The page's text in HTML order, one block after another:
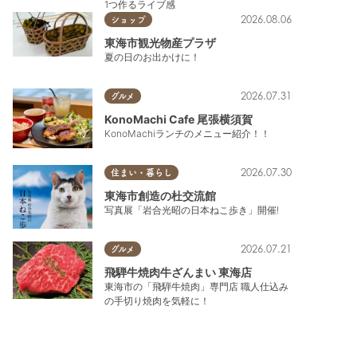
1つ作るライブ感
ショップ 2026.08.06
東海市観光物産プラザ
夏の日のお出かけに！
グルメ 2026.07.31
KonoMachi Cafe 尾張横須賀
KonoMachiランチのメニュー紹介！！
住まい・暮らし 2026.07.30
東海市創造の杜交流館
写真展「岩合光昭の日本ねこ歩き」開催!
グルメ 2026.07.21
飛騨牛焼肉牛ざんまい 東海店
東海市の「飛騨牛焼肉」専門店 職人仕込み
の手切り焼肉を気軽に！